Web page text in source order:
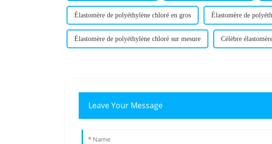
Élastomère de polyéthylène chloré en gros Élastomère de
Élastomère de polyéthylène chloré sur mesure Célèbre
Leave Your Message